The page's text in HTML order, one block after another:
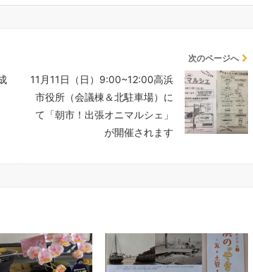
次のページへ
11月11日（日）9:00~12:00高浜
市役所（会議棟＆北駐車場）に
て「朝市！出張オニマルシェ」
が開催されます